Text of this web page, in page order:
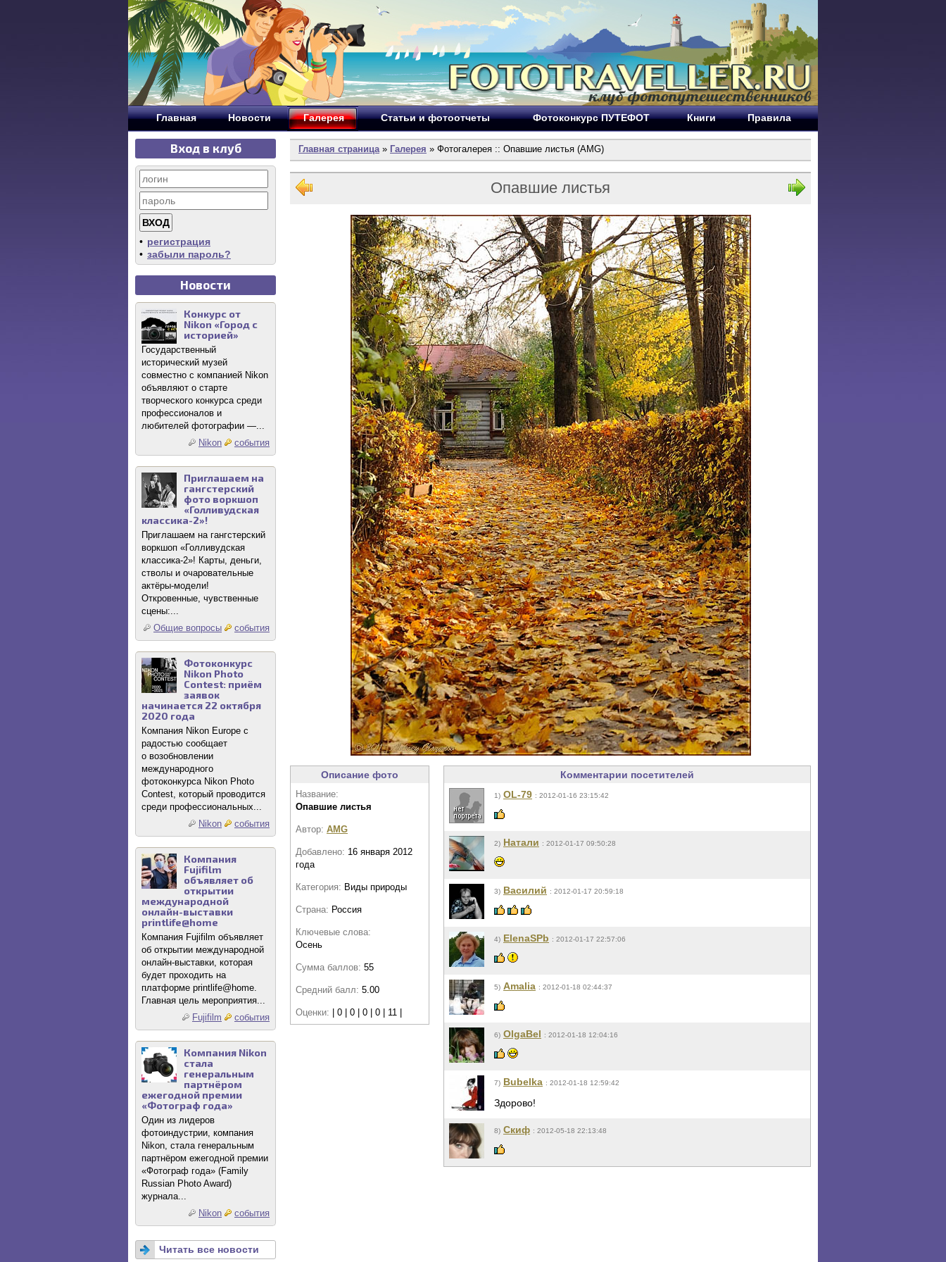
Главная Новости Галерея Статьи и фотоотчеты Фотоконкурс ПУТЕФОТ Книги Правила
Вход в клуб
• регистрация
• забыли пароль?
Новости
Конкурс от
Nikon «Город с
историей»
Государственный
исторический музей
совместно с компанией Nikon
объявляют о старте
творческого конкурса среди
профессионалов и
любителей фотографии —...
Nikon
события
Приглашаем на
гангстерский
фото воркшоп
«Голливудская
классика-2»!
Приглашаем на гангстерский
воркшоп «Голливудская
классика-2»! Карты, деньги,
стволы и очаровательные
актёры-модели!
Откровенные, чувственные
сцены:...
Общие вопросы
события
Фотоконкурс
Nikon Photo
Contest: приём
заявок
начинается 22 октября
2020 года
Компания Nikon Europe с
радостью сообщает
о возобновлении
международного
фотоконкурса Nikon Photo
Contest, который проводится
среди профессиональных...
Nikon
события
Компания
Fujifilm
объявляет об
открытии
международной
онлайн-выставки
printlife@home
Компания Fujifilm объявляет
об открытии международной
онлайн-выставки, которая
будет проходить на
платформе printlife@home.
Главная цель мероприятия...
Fujifilm
события
Компания Nikon
стала
генеральным
партнёром
ежегодной премии
«Фотограф года»
Один из лидеров
фотоиндустрии, компания
Nikon, стала генеральным
партнёром ежегодной премии
«Фотограф года» (Family
Russian Photo Award)
журнала...
Nikon
события
Читать все новости
Главная страница» Галерея » Фотогалерея :: Опавшие листья (AMG)
Опавшие листья
Описание фото
Название:
Опавшие листья
Автор: AMG
Добавлено: 16 января 2012
года
Категория: Виды природы
Страна: Россия
Ключевые слова:
Осень
Сумма баллов: 55
Средний балл: 5.00
Оценки: | 0 | 0 | 0 | 0 | 11 |
Комментарии посетителей
1) OL-79 : 2012-01-16 23:15:42
2) Натали : 2012-01-17 09:50:28
3) Василий : 2012-01-17 20:59:18
4) ElenaSPb : 2012-01-17 22:57:06
5) Amalia : 2012-01-18 02:44:37
6) OlgaBel : 2012-01-18 12:04:16
7) Bubelka : 2012-01-18 12:59:42
Здорово!
8) Скиф : 2012-05-18 22:13:48